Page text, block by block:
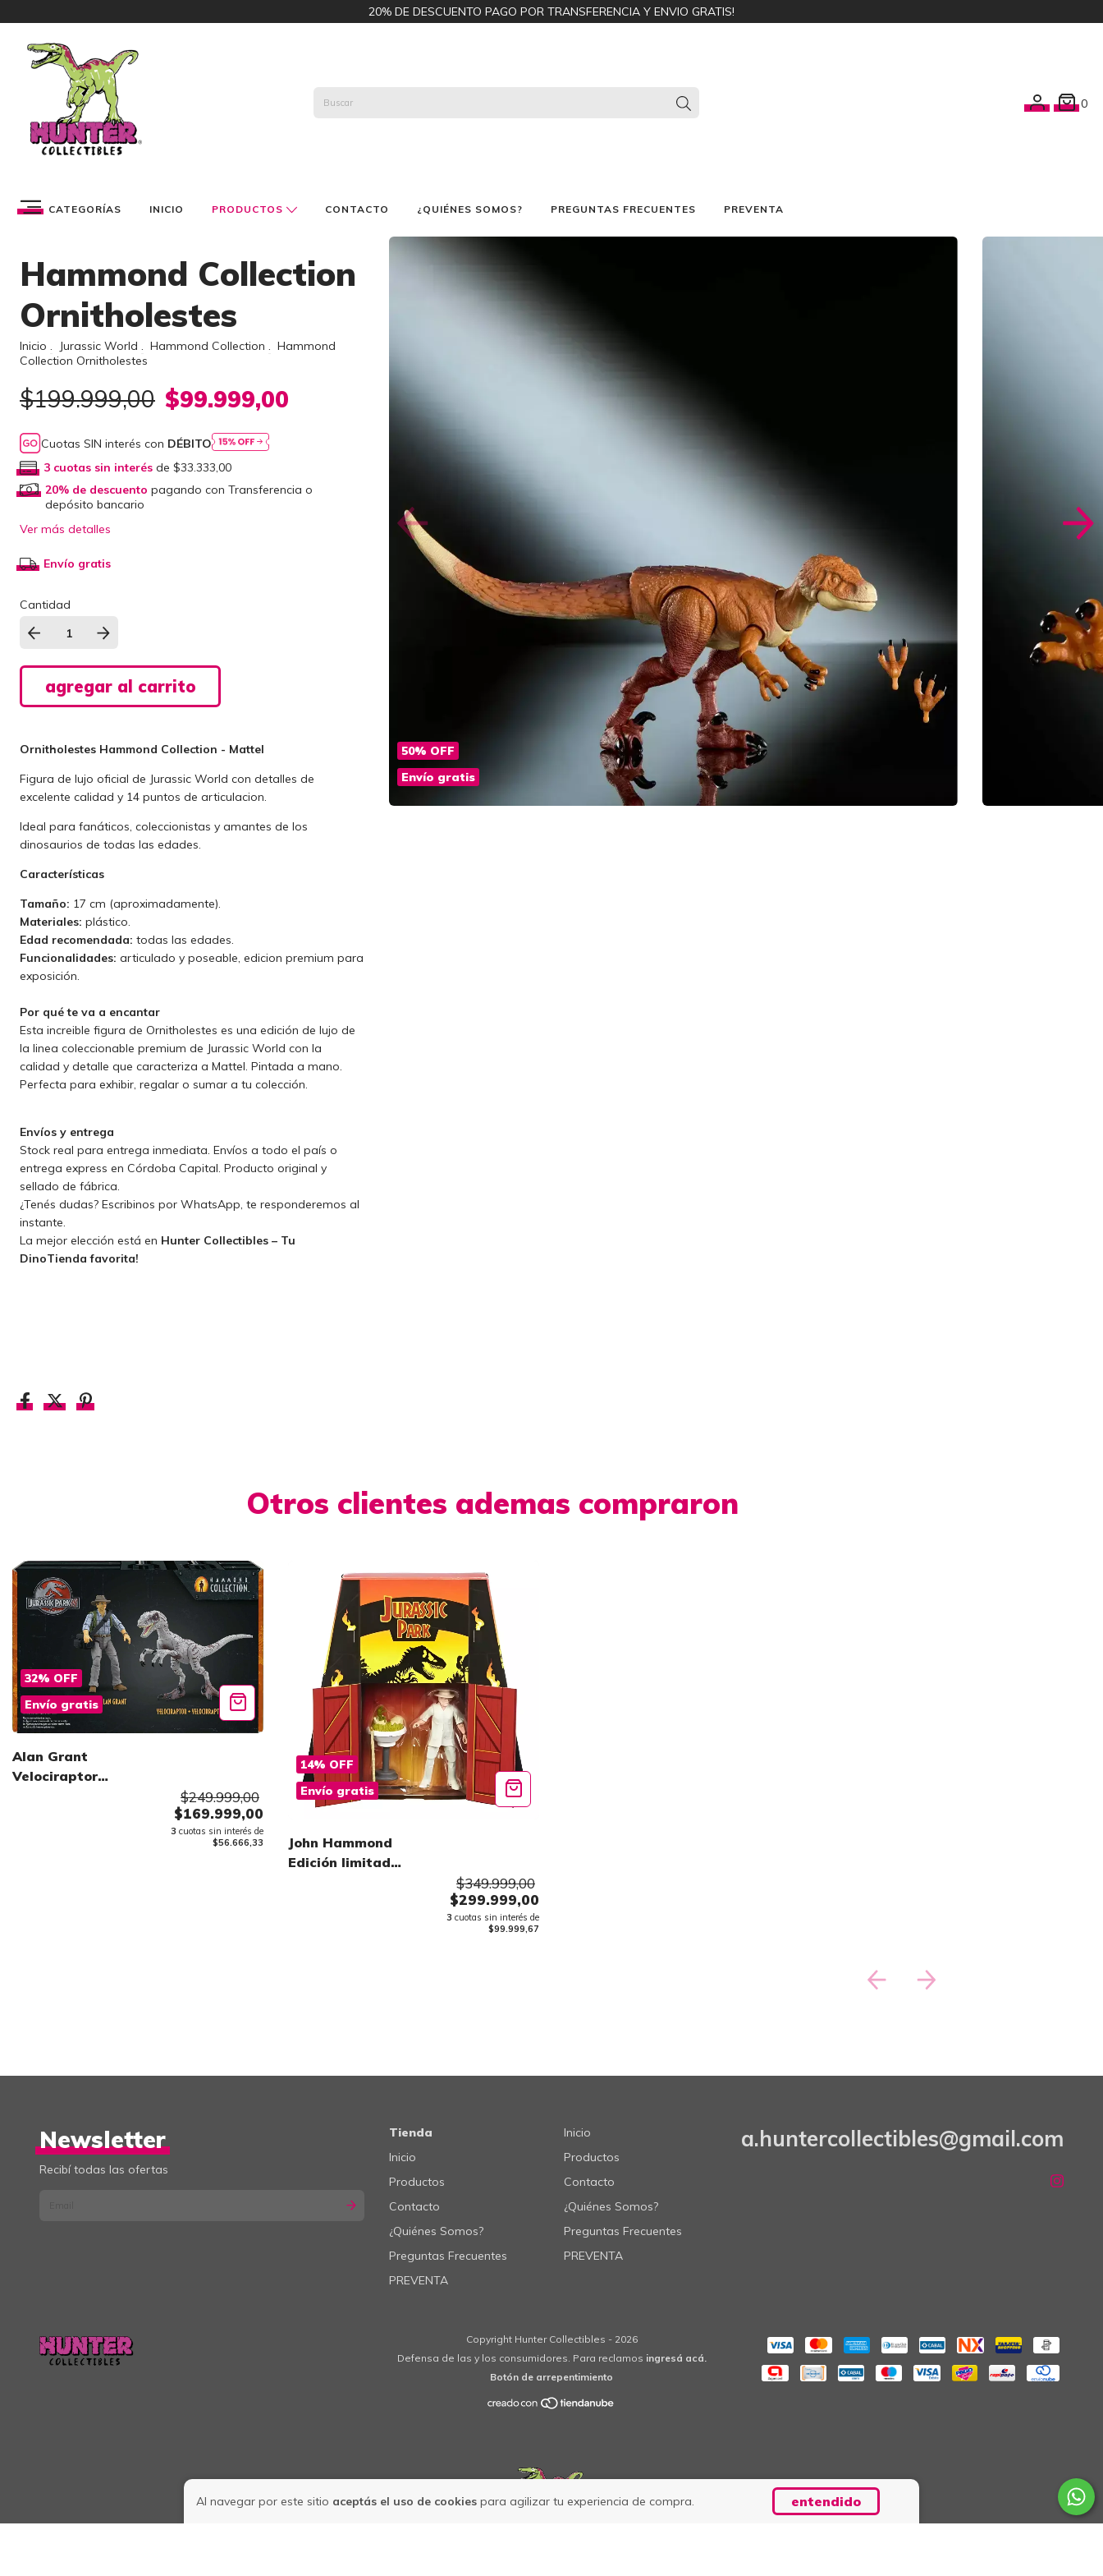
20% DE DESCUENTO PAGO POR TRANSFERENCIA Y ENVIO GRATIS!
0
CATEGORÍAS INICIO PRODUCTOS CONTACTO ¿QUIÉNES SOMOS? PREGUNTAS FRECUENTES PREVENTA
Al navegar por este sitio aceptás el uso de cookies para agilizar tu experiencia de compra. entendido
Hammond Collection
Ornitholestes
Inicio . Jurassic World . Hammond Collection . Hammond
Collection Ornitholestes
$199.999,00 $99.999,00
Cuotas SIN interés con DÉBITO
3cuotas sin interésde $33.333,00
20% de descuento pagando con Transferencia o
depósito bancario
Ver más detalles
Envío gratis
Cantidad
Ornitholestes Hammond Collection - Mattel
Figura de lujo oficial de Jurassic World con detalles de
excelente calidad y 14 puntos de articulacion.
Ideal para fanáticos, coleccionistas y amantes de los
dinosaurios de todas las edades.
Características
Tamaño: 17 cm (aproximadamente).
Materiales: plástico.
Edad recomendada: todas las edades.
Funcionalidades: articulado y poseable, edicion premium para
exposición.
Por qué te va a encantar
Esta increible figura de Ornitholestes es una edición de lujo de
la linea coleccionable premium de Jurassic World con la
calidad y detalle que caracteriza a Mattel. Pintada a mano.
Perfecta para exhibir, regalar o sumar a tu colección.
Envíos y entrega
Stock real para entrega inmediata. Envíos a todo el país o
entrega express en Córdoba Capital. Producto original y
sellado de fábrica.
¿Tenés dudas? Escribinos por WhatsApp, te responderemos al
instante.
La mejor elección está en Hunter Collectibles – Tu
DinoTienda favorita!
50% OFF
Envío gratis
Otros clientes ademas compraron
32% OFF
Envío gratis
Alan Grant
Velociraptor
$249.999,00
$169.999,00
3 cuotas sin interés de
$56.666,33
14% OFF
Envío gratis
John Hammond
Edición limitada
$349.999,00
$299.999,00
3 cuotas sin interés de
$99.999,67
Newsletter
Recibí todas las ofertas
Tienda
Inicio
Productos
Contacto
¿Quiénes Somos?
Preguntas Frecuentes
PREVENTA
Inicio
Productos
Contacto
¿Quiénes Somos?
Preguntas Frecuentes
PREVENTA
a.huntercollectibles@gmail.com
Copyright Hunter Collectibles - 2026
Defensa de las y los consumidores. Para reclamos ingresá acá.
Botón de arrepentimiento